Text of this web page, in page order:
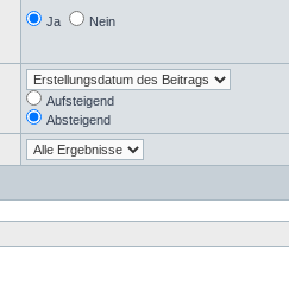
Ja Nein
Aufsteigend
Absteigend